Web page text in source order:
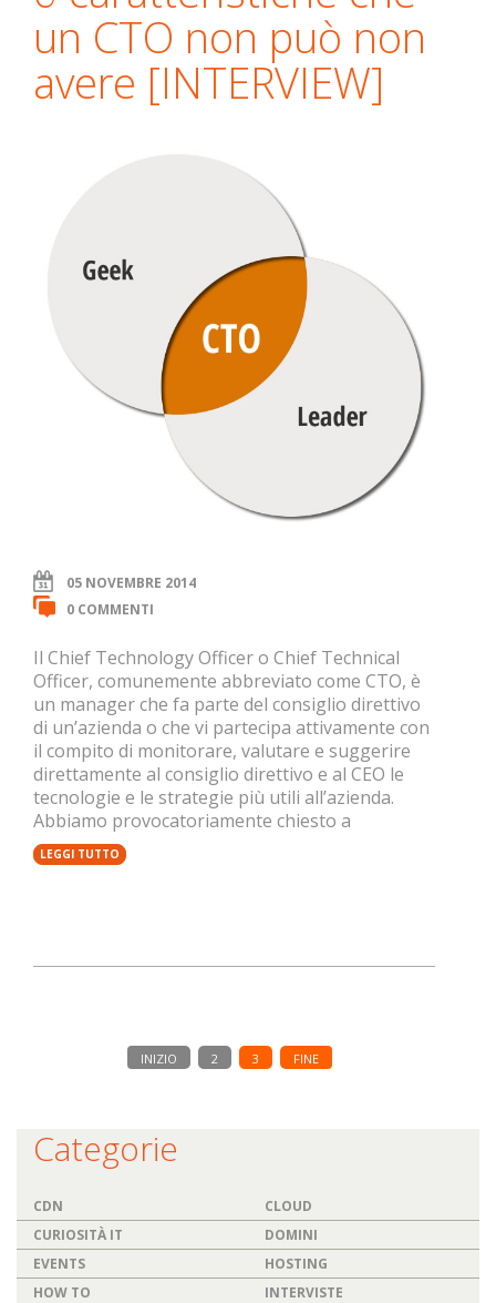
un CTO non può non
avere [INTERVIEW]
05 NOVEMBRE 2014
0 COMMENTI
Il Chief Technology Officer o Chief Technical
Officer, comunemente abbreviato come CTO, è
un manager che fa parte del consiglio direttivo
di un’azienda o che vi partecipa attivamente con
il compito di monitorare, valutare e suggerire
direttamente al consiglio direttivo e al CEO le
tecnologie e le strategie più utili all’azienda.
Abbiamo provocatoriamente chiesto a
LEGGI TUTTO
INIZIO 2 3 FINE
Categorie
CDN
CLOUD
CURIOSITÀ IT
DOMINI
EVENTS
HOSTING
HOW TO
INTERVISTE